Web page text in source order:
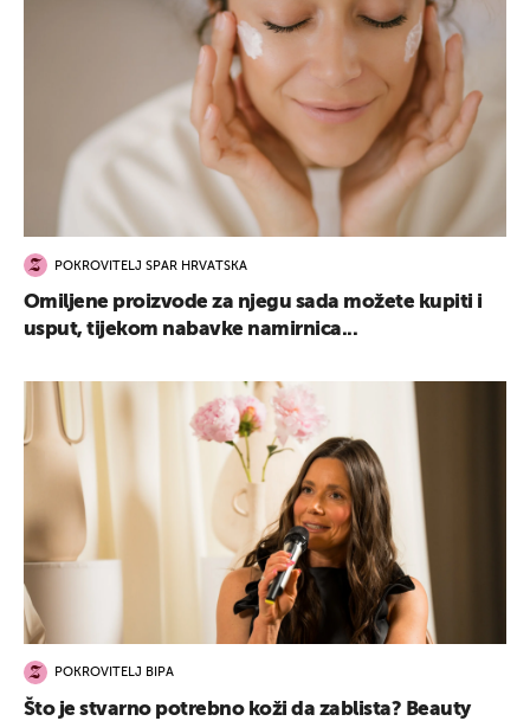
POKROVITELJ SPAR HRVATSKA
Omiljene proizvode za njegu sada možete kupiti i
usput, tijekom nabavke namirnica...
POKROVITELJ BIPA
Što je stvarno potrebno koži da zablista? Beauty